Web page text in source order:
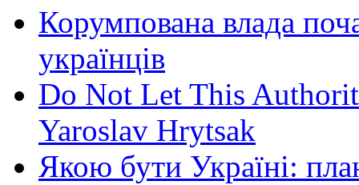
Корумпована влада
українців
Do Not Let This
Yaroslav Hrytsak
Якою бути Україні: